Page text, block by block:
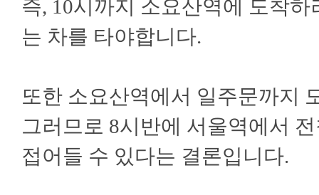
즉, 10시까지 소요산역에 도착
는 차를 타야합니다.
또한 소요산역에서 일주문까지
그러므로 8시반에 서울역에서
접어들 수 있다는 결론입니다.